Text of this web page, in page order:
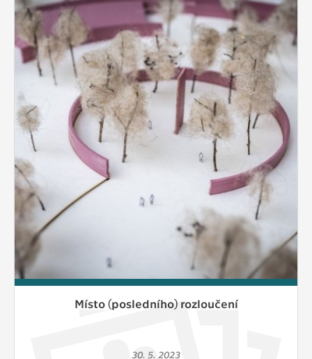
Místo (posledního) rozloučení
30. 5. 2023